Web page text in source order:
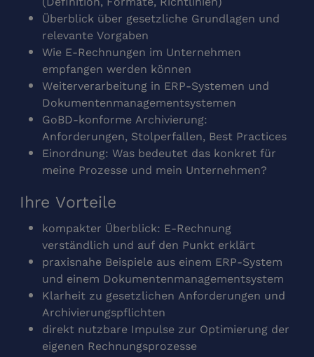
Überblick über gesetzliche Grundlagen und
relevante Vorgaben
Wie E‑Rechnungen im Unternehmen
empfangen werden können
Weiterverarbeitung in ERP‑Systemen und
Dokumentenmanagementsystemen
GoBD‑konforme Archivierung:
Anforderungen, Stolperfallen, Best Practices
Einordnung: Was bedeutet das konkret für
meine Prozesse und mein Unternehmen?
Ihre Vorteile
kompakter Überblick: E‑Rechnung
verständlich und auf den Punkt erklärt
praxisnahe Beispiele aus einem ERP‑System
und einem Dokumentenmanagementsystem
Klarheit zu gesetzlichen Anforderungen und
Archivierungspflichten
direkt nutzbare Impulse zur Optimierung der
eigenen Rechnungsprozesse